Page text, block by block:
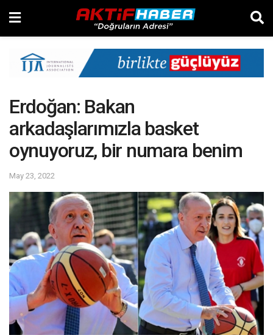
Erdoğan: Bakan
arkadaşlarımızla basket
oynuyoruz, bir numara benim
May 23, 2022